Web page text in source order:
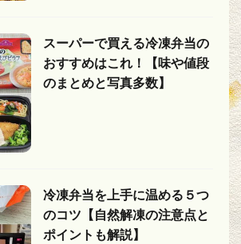
スーパーで買える冷凍弁当の
おすすめはこれ！【味や値段
のまとめと写真多数】
冷凍弁当を上手に温める５つ
のコツ【自然解凍の注意点と
ポイントも解説】